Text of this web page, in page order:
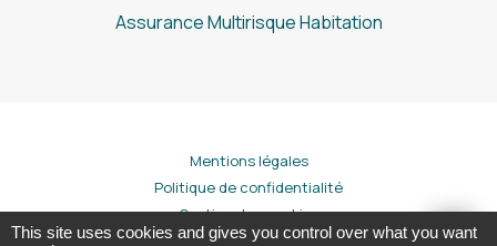
Assurance Multirisque Habitation
Mentions légales
Politique de confidentialité
Gestion des cookies
This site uses cookies and gives you control over what you want